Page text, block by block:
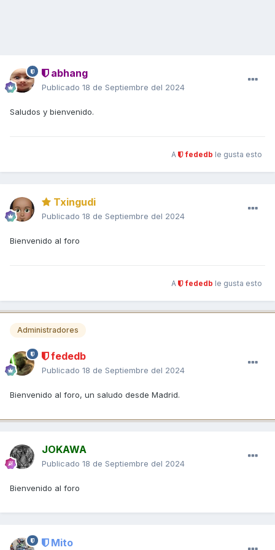
abhang
Publicado 18 de Septiembre del 2024
Saludos y bienvenido.
A fededb le gusta esto
Txingudi
Publicado 18 de Septiembre del 2024
Bienvenido al foro
A fededb le gusta esto
Administradores
fededb
Publicado 18 de Septiembre del 2024
Bienvenido al foro, un saludo desde Madrid.
JOKAWA
Publicado 18 de Septiembre del 2024
Bienvenido al foro
Mito